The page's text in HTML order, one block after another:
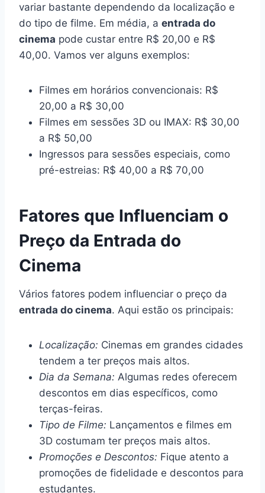
variar bastante dependendo da localização e
do tipo de filme. Em média, a entrada do
cinema pode custar entre R$ 20,00 e R$
40,00. Vamos ver alguns exemplos:
Filmes em horários convencionais: R$
20,00 a R$ 30,00
Filmes em sessões 3D ou IMAX: R$ 30,00
a R$ 50,00
Ingressos para sessões especiais, como
pré-estreias: R$ 40,00 a R$ 70,00
Fatores que Influenciam o
Preço da Entrada do
Cinema
Vários fatores podem influenciar o preço da
entrada do cinema. Aqui estão os principais:
Localização: Cinemas em grandes cidades
tendem a ter preços mais altos.
Dia da Semana: Algumas redes oferecem
descontos em dias específicos, como
terças-feiras.
Tipo de Filme: Lançamentos e filmes em
3D costumam ter preços mais altos.
Promoções e Descontos: Fique atento a
promoções de fidelidade e descontos para
estudantes.